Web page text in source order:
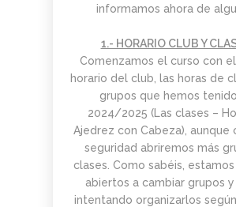
APRENDE
INICIO LA
SEMANA
DEL 11 DE
MAYO
informamos ahora de
1.- HORARIO CLUB Y
Comenzamos el curso con
horario del club, las horas de
grupos que hemos
2024/2025 (Las clases –
Ajedrez con Cabeza), aunque
seguridad abriremos más
clases. Como sabéis,
abiertos a cambiar grupos y
intentando organizarlos